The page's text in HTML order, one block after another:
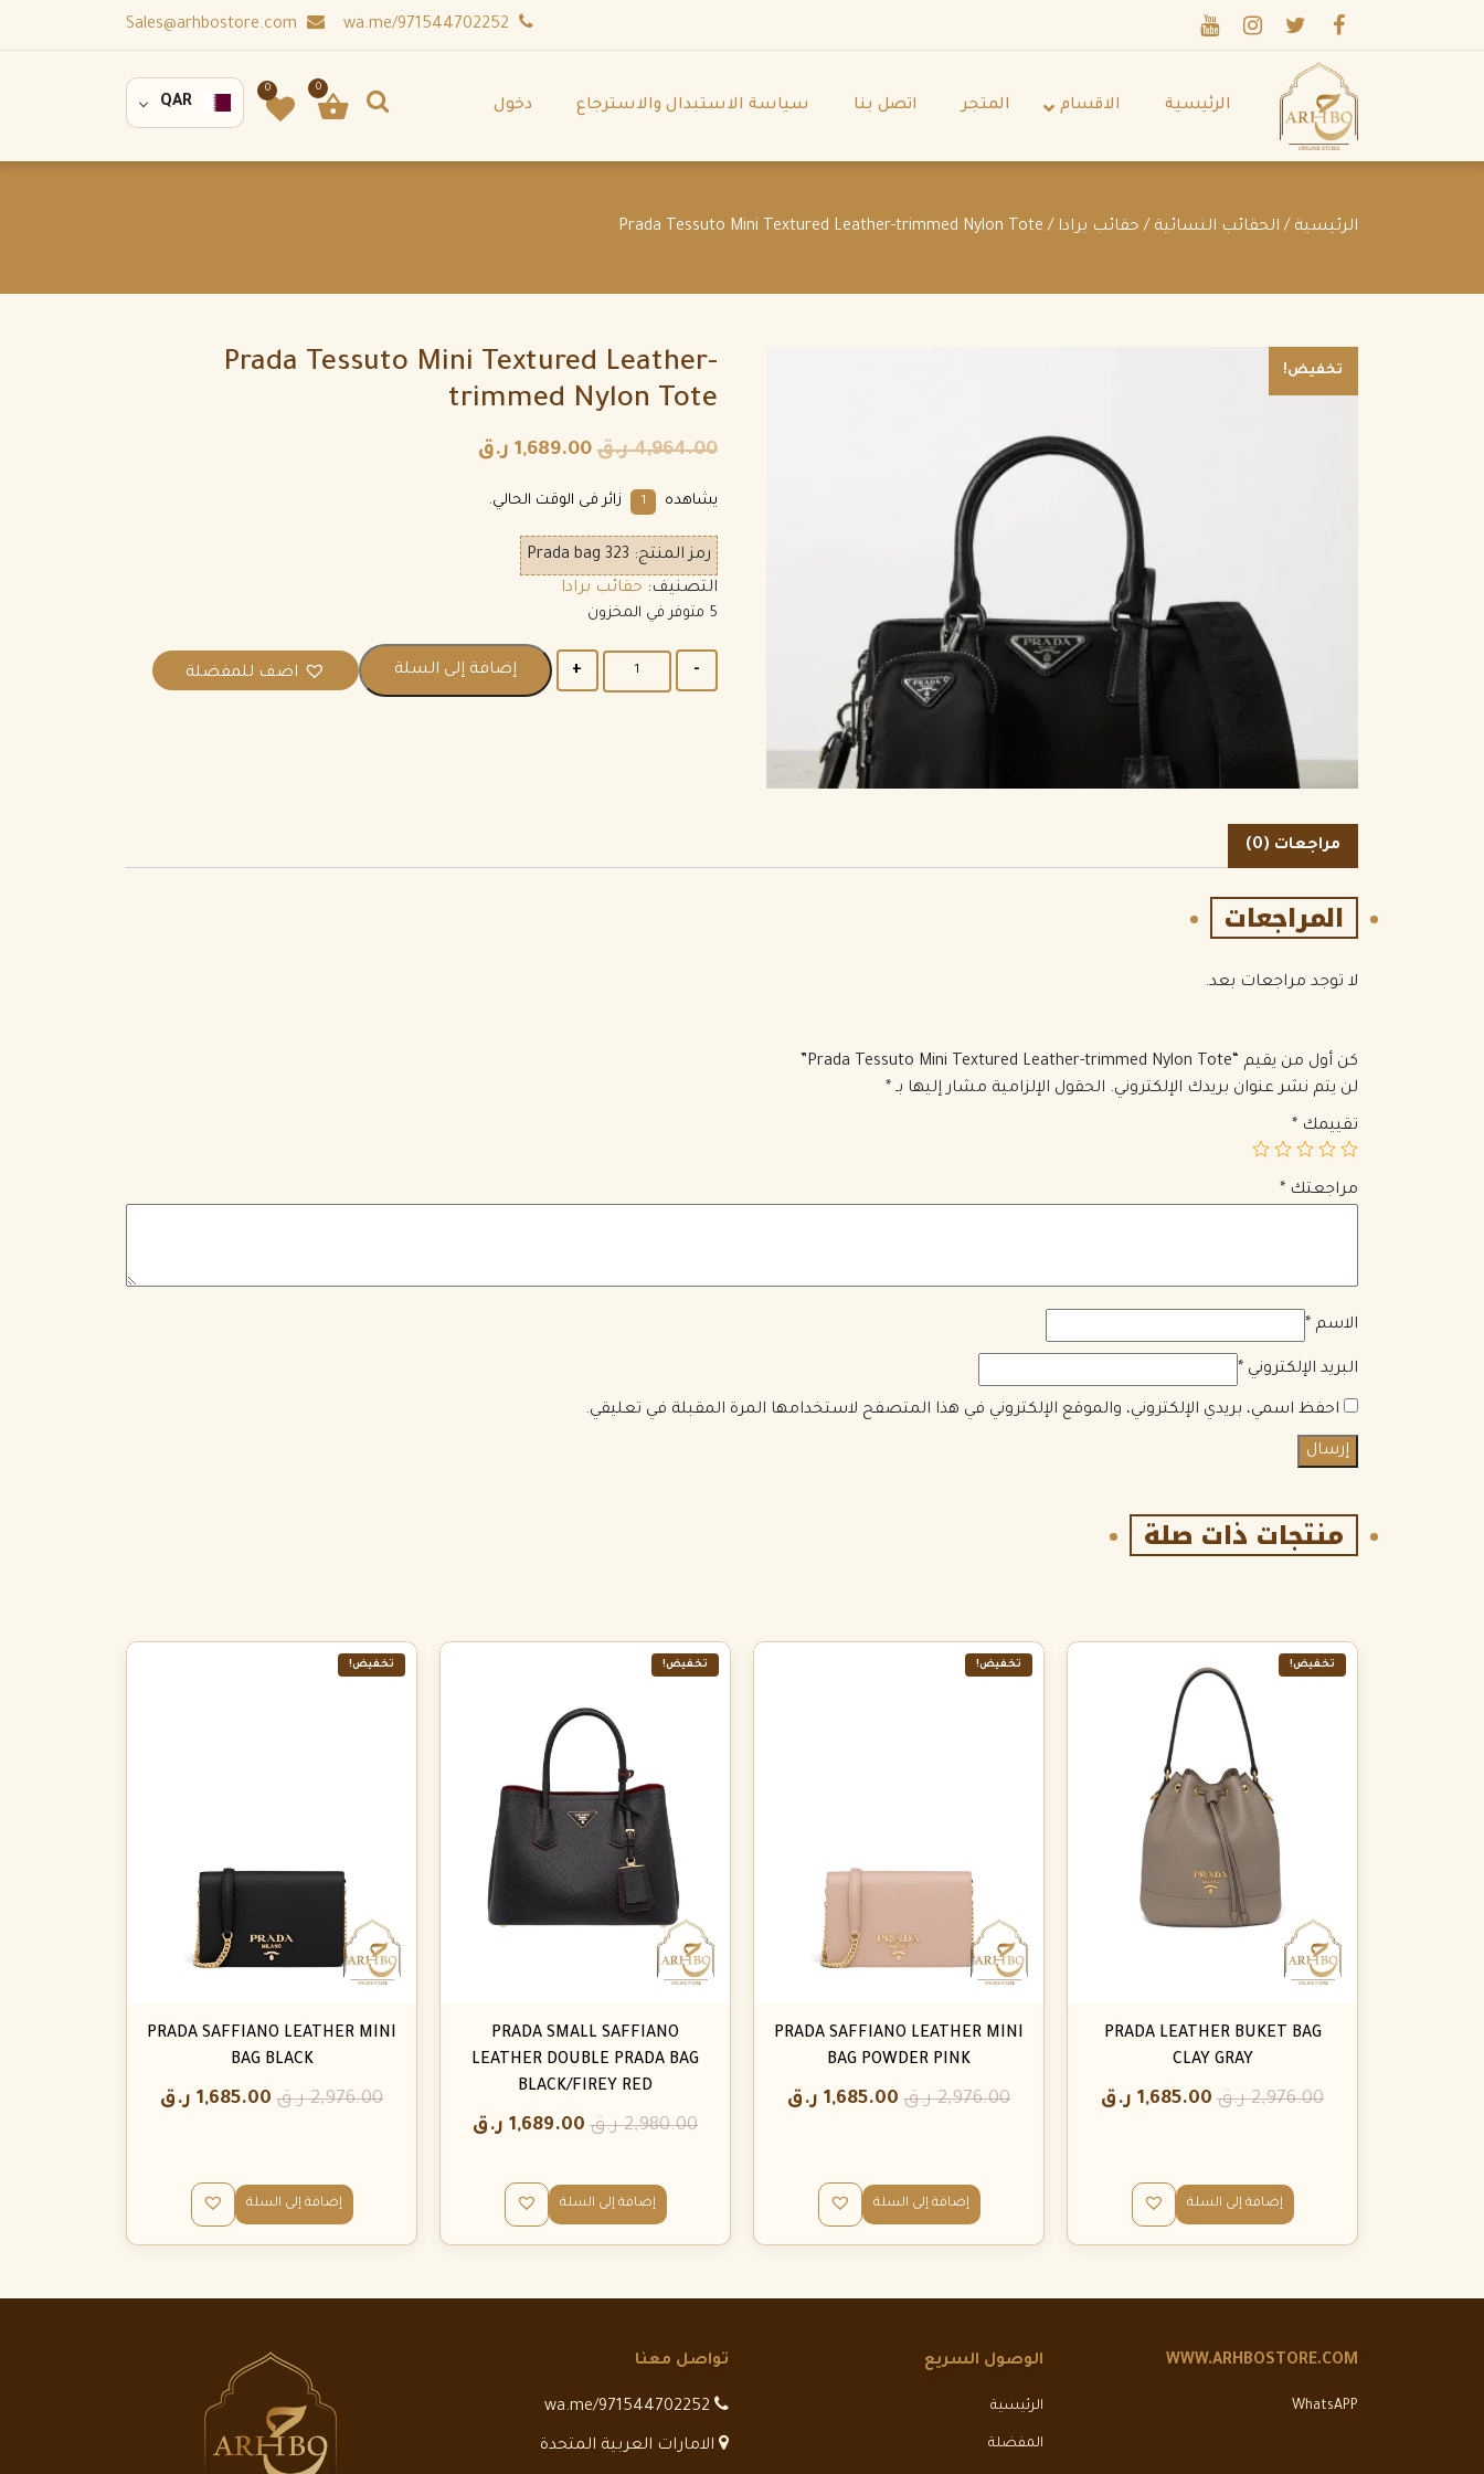
الرئيسية الاقسام المتجر اتصل بنا سياسة الاستبدال والاسترجاع دخول
0
0
QAR
الرئيسية / الحقائب النسائية / حقائب برادا / Prada Tessuto Mini Textured Leather-trimmed Nylon Tote
تخفيض!
Prada Tessuto Mini Textured Leather-
trimmed Nylon Tote
4,964.00 ر.ق 1,689.00 ر.ق
يشاهده 1 زائر فى الوقت الحالي.
رمز المنتج: Prada bag 323
التصنيف: حقائب برادا
5 متوفر في المخزون
إضافة إلى السلة اضف للمفضلة
مراجعات (0)
المراجعات
لا توجد مراجعات بعد.
كن أول من يقيم “Prada Tessuto Mini Textured Leather-trimmed Nylon Tote”
لن يتم نشر عنوان بريدك الإلكتروني. الحقول الإلزامية مشار إليها بـ *
تقييمك *
مراجعتك *
الاسم *
البريد الإلكتروني *
احفظ اسمي، بريدي الإلكتروني، والموقع الإلكتروني في هذا المتصفح لاستخدامها المرة المقبلة في تعليقي.
منتجات ذات صلة
تخفيض!
PRADA LEATHER BUKET BAG
CLAY GRAY
2,976.00 ر.ق 1,685.00 ر.ق
إضافة إلى السلة
تخفيض!
PRADA SAFFIANO LEATHER MINI
BAG POWDER PINK
2,976.00 ر.ق 1,685.00 ر.ق
إضافة إلى السلة
تخفيض!
PRADA SMALL SAFFIANO
LEATHER DOUBLE PRADA BAG
BLACK/FIREY RED
2,980.00 ر.ق 1,689.00 ر.ق
إضافة إلى السلة
تخفيض!
PRADA SAFFIANO LEATHER MINI
BAG BLACK
2,976.00 ر.ق 1,685.00 ر.ق
إضافة إلى السلة
WWW.ARHBOSTORE.COM
WhatsAPP
الوصول السريع
الرئيسية
المفضلة
تواصل معنا
الامارات العربية المتحدة